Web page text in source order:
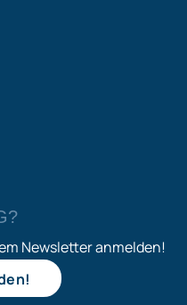
Newsletter anmelden!